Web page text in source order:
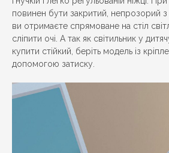
повинен бути закритий, непрозорий з
ви отримаєте спрямоване на стіл
сліпити очі. А так як світильник у
купити стійкий, беріть модель із
допомогою затиску.